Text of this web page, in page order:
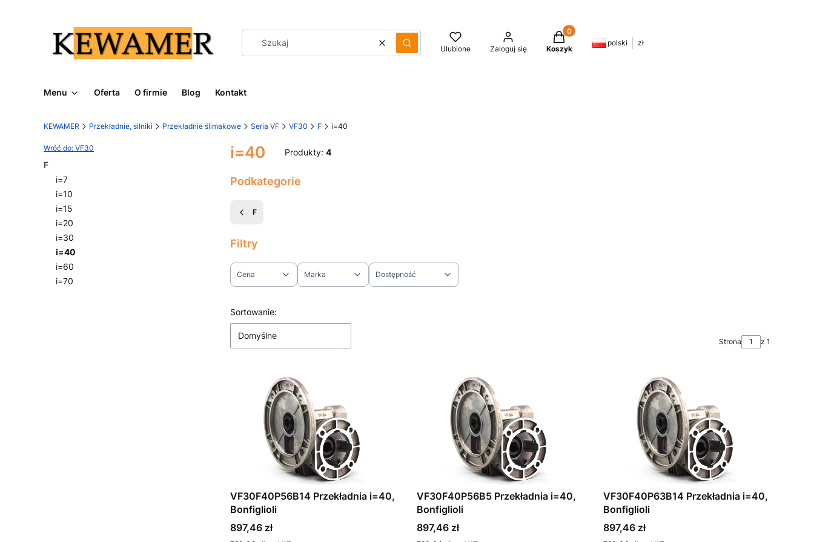
WyczyśćSzukaj Ulubione Zaloguj się
Produkty w koszyku: 0. Zobacz szczegóły
Koszyk
polski zł
Menu Oferta O firmie Blog Kontakt
KEWAMER Przekładnie, silniki Przekładnie ślimakowe Seria VF VF30 F i=40
Wróć do: VF30
F
i=7
i=10
i=15
i=20
i=30
i=40
i=60
i=70
i=40 Produkty: 4
Podkategorie
F
Filtry
Cena Marka Dostępność
Lista produktów
Sortowanie:
Domyślne
Strona z 1
VF30F40P56B14 Przekładnia i=40,
Bonfiglioli
Cena
897,46 zł
VF30F40P56B5 Przekładnia i=40,
Bonfiglioli
Cena
897,46 zł
VF30F40P63B14 Przekładnia i=40,
Bonfiglioli
Cena
897,46 zł